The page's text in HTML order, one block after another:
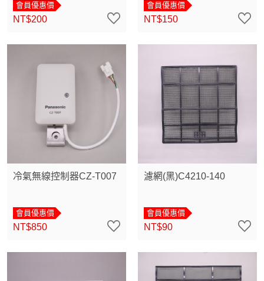
會員優惠價
NT$200
會員優惠價
NT$150
冷氣無線控制器CZ-T007
會員優惠價
NT$850
濾網(黑)C4210-140
會員優惠價
NT$90